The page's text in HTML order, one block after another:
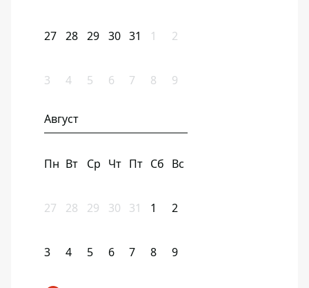
27 28 29 30 31 1 2
3 4 5 6 7 8 9
Август
Пн Вт Ср Чт Пт Сб Вс
27 28 29 30 31 1 2
3 4 5 6 7 8 9